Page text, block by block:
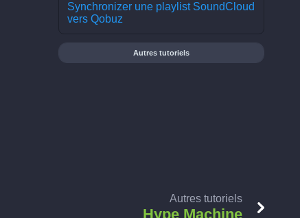
Synchronizer une playlist SoundCloud
vers Qobuz
Autres tutoriels
Autres tutoriels
Hype Machine